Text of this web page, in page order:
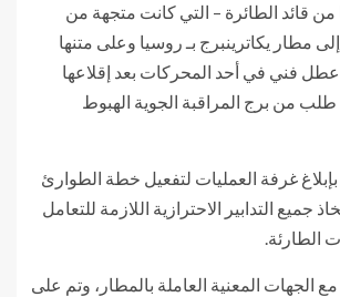
من قائد الطائرة – التي كانت متجهة من
مطار يكاترينبرج بـ روسيا وعلى متنها
عطل فني في أحد المحركات بعد إقلاعها
من برج المراقبة الجوية الهبوط
بإبلاغ غرفة العمليات لتفعيل خطة الطوارئ
جميع التدابير الاحترازية اللازمة للتعامل
الطارئة.
الجهات المعنية العاملة بالمطار، وتم على